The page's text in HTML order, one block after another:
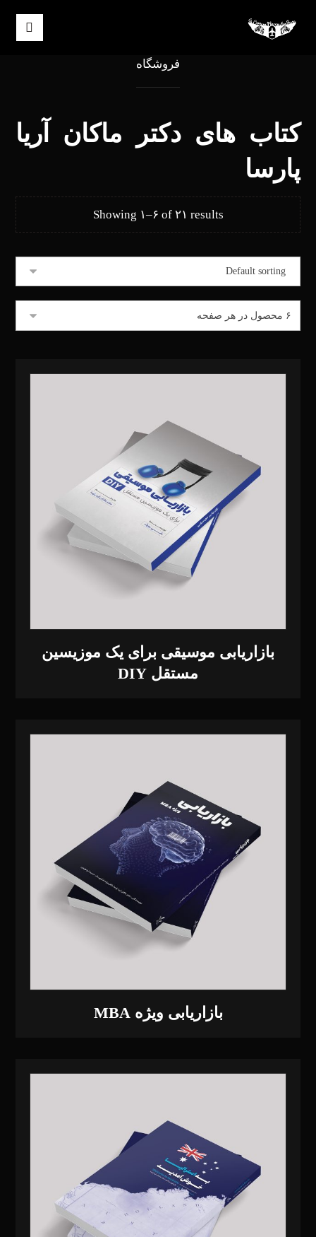
فروشگاه
کتاب های دکتر ماکان آریا
پارسا
Showing ۱–۶ of ۲۱ results
بازاریابی موسیقی برای یک موزیسین
مستقل DIY
بازاریابی ویژه MBA